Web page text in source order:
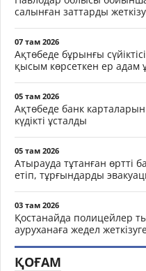
салынған заттарды
07 там 2026
Ақтөбеде бұрынғы
қысым көрсеткен ер адам
05 там 2026
Ақтөбеде банк
күдікті ұсталды
05 там 2026
Атырауда тұтанған өртті
етіп, тұрғындарды
03 там 2026
Қостанайда полицейлер
ауруханаға жедел
ҚОҒАМ